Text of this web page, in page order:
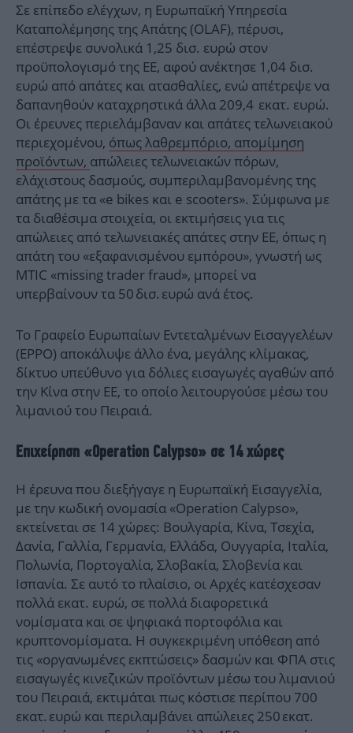
Σε επίπεδο ελέγχων, η Ευρωπαϊκή Υπηρεσία
Καταπολέμησης της Απάτης (OLAF), πέρυσι,
επέστρεψε συνολικά 1,25 δισ. ευρώ στον
προϋπολογισμό της ΕΕ, αφού ανέκτησε 1,04 δισ.
ευρώ από απάτες και ατασθαλίες, ενώ απέτρεψε να
δαπανηθούν καταχρηστικά άλλα 209,4 εκατ. ευρώ.
Οι έρευνες περιελάμβαναν και απάτες τελωνειακού
περιεχομένου, όπως λαθρεμπόριο, απομίμηση
προϊόντων, απώλειες τελωνειακών πόρων,
ελάχιστους δασμούς, συμπεριλαμβανομένης της
απάτης με τα «e bikes και e scooters». Σύμφωνα με
τα διαθέσιμα στοιχεία, οι εκτιμήσεις για τις
απώλειες από τελωνειακές απάτες στην ΕΕ, όπως η
απάτη του «εξαφανισμένου εμπόρου», γνωστή ως
MTIC «missing trader fraud», μπορεί να
υπερβαίνουν τα 50 δισ. ευρώ ανά έτος.
Το Γραφείο Ευρωπαίων Εντεταλμένων Εισαγγελέων
(EPPO) αποκάλυψε άλλο ένα, μεγάλης κλίμακας,
δίκτυο υπεύθυνο για δόλιες εισαγωγές αγαθών από
την Κίνα στην ΕΕ, το οποίο λειτουργούσε μέσω του
λιμανιού του Πειραιά.
Επιχείρηση «Operation Calypso» σε 14 χώρες
Η έρευνα που διεξήγαγε η Ευρωπαϊκή Εισαγγελία,
με την κωδική ονομασία «Operation Calypso»,
εκτείνεται σε 14 χώρες: Βουλγαρία, Κίνα, Τσεχία,
Δανία, Γαλλία, Γερμανία, Ελλάδα, Ουγγαρία, Ιταλία,
Πολωνία, Πορτογαλία, Σλοβακία, Σλοβενία και
Ισπανία. Σε αυτό το πλαίσιο, οι Αρχές κατέσχεσαν
πολλά εκατ. ευρώ, σε πολλά διαφορετικά
νομίσματα και σε ψηφιακά πορτοφόλια και
κρυπτονομίσματα. Η συγκεκριμένη υπόθεση από
τις «οργανωμένες εκπτώσεις» δασμών και ΦΠΑ στις
εισαγωγές κινεζικών προϊόντων μέσω του λιμανιού
του Πειραιά, εκτιμάται πως κόστισε περίπου 700
εκατ. ευρώ και περιλαμβάνει απώλειες 250 εκατ.